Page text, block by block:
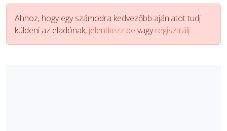
Ahhoz, hogy egy számodra kedvezőbb ajánlatot tudj
küldeni az eladónak, jelentkezz be vagyregisztrálj.